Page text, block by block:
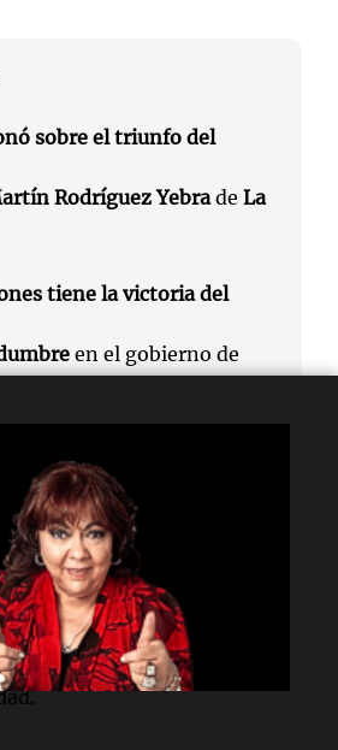
sobre el triunfo del
Rodríguez Yebrade La
tiene la victoria del
en el gobierno de
la situación actual con el
la situación de
en lasPASO
Milei para recuperar el
gobernadoresy reinventar